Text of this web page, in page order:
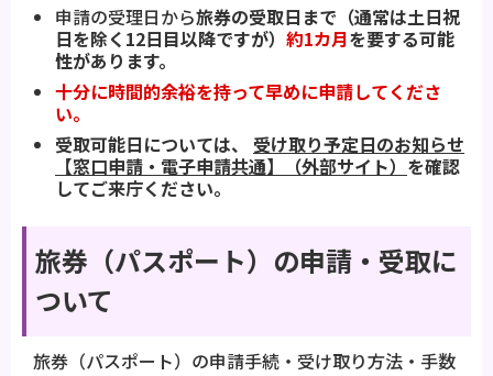
申請の受理日から旅券の受取日まで（通常は土日祝
日を除く12日目以降ですが） 約1カ月を要する可能
性があります。
十分に時間的余裕を持って早めに申請してくださ
い。
受取可能日については、 受け取り予定日のお知らせ
【窓口申請・電子申請共通】（外部サイト） を確認
してご来庁ください。
旅券（パスポート）の申請・受取に
ついて
旅券（パスポート）の申請手続・受け取り方法・手数